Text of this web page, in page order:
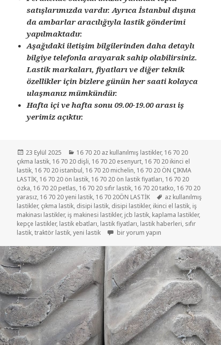
satışlarımızda vardır. Ayrıca İstanbul dışına
da ambarlar aracılığıyla lastik gönderimi
yapılmaktadır.
Aşağıdaki iletişim bilgilerinden daha detaylı
bilgiye telefonla arayarak sahip olabilirsiniz.
Lastik markaları, fiyatları ve diğer teknik
özellikler için bizlere günün her saati kolayca
ulaşmanız mümkündür.
Hafta içi ve hafta sonu 09.00-19.00 arası iş
yerimiz açıktır.
Yayın
tarihi
23 Eylül 2025 Kategoriler
16 70 20 az kullanılmış lastikler, 16 70 20
çıkma lastik, 16 70 20 dişli, 16 70 20 esenyurt, 16 70 20 ikinci el
lastik, 16 70 20 istanbul, 16 70 20 michelin, 16 70 20 ÖN ÇIKMA
LASTİK, 16 70 20 ön lastik, 16 70 20 ön lastik fiyatları, 16 70 20
özka, 16 70 20 petlas, 16 70 20 sıfır lastik, 16 70 20 tatko, 16 70 20
yarasız, 16 70 20 yeni lastik, 16 70 20ÖN LASTİK Etiketler
az kullanılmış
lastikler, çıkma lastik, disipi lastik, disipi lastikler, ikinci el lastik, iş
makinası lastikler, iş makinesi lastikler, jcb lastik, kaplama lastikler,
kepçe lastikler, lastik ebatları, lastik fiyatları, lastik haberleri, sıfır
lastik,traktör lastik,yeni lastik 405-70-20 DİSİPİ LASTİKLER için
bir yorum yapın